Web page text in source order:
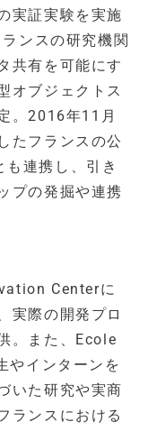
実証実験を実施
ンスの研究機関
共有を可能にす
オブジェクトス
。2016年11月
たフランスの公
連携し、引き
プの発掘や連携
Centerに
実際の開発プロ
。また、Ecole
やインターンを
いた研究や実商
ランスにおける